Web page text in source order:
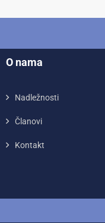
O nama
Nadležnosti
Članovi
Kontakt